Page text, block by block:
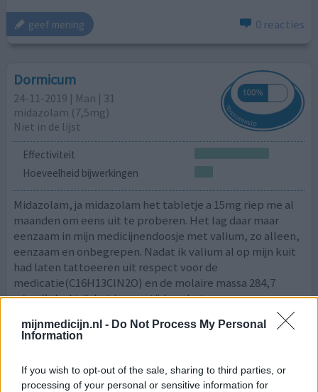
mijnmedicijn.nl - Do Not Process My Personal
Information
If you wish to opt-out of the sale, sharing to third parties, or
processing of your personal or sensitive information for
geef mening 0 reacties
Dormicum
24-11-2019 | Man | 31
midazolam (7,5mg)
Niet in de lijst
Effectiviteit
Hoeveelheid bijwerkingen
Midazolam, ja midazolam het tabletje a 15mg riep me al
maanden om eens uit te proberen. Het lag daar maar
eenzaam in mijn medicijnendoosje met valium, zo alleen,
eenzaam en onbegrepen. Nadat ik valium al op mijn kuit
had laten tattoeeren uit respect voor de
medicatie(C16H13ClN2O) en de molaire massa 284,7
g/mol) dacht ik het is eens tijd om het